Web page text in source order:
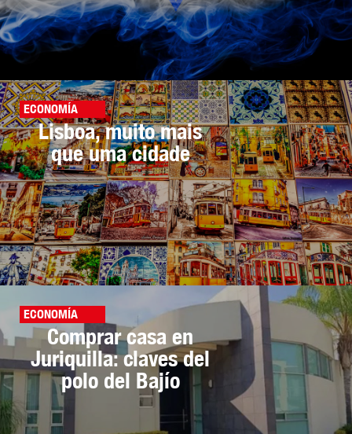
ECONOMÍA
Lisboa, muito mais
que uma cidade
ECONOMÍA
Comprar casa en
Juriquilla: claves del
polo del Bajío